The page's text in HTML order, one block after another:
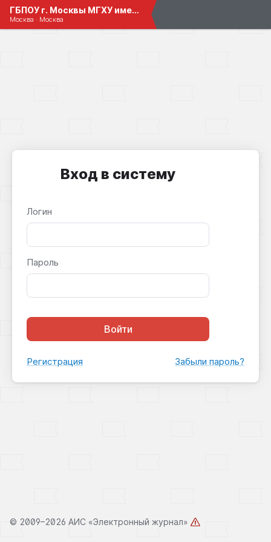
ГБПОУ г. Москвы МГХУ имени Л.М.Лавровского
Москва · Москва
Вход в систему
Логин
Пароль
Войти
Регистрация Забыли пароль?
© 2009–2026 АИС «Электронный журнал»